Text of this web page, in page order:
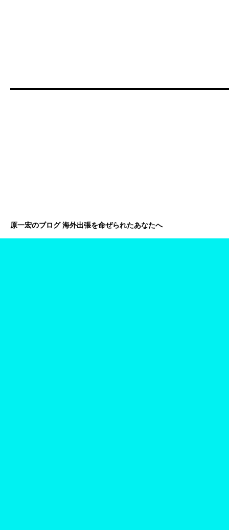
原一宏のブログ 海外出張を命ぜられたあなたへ